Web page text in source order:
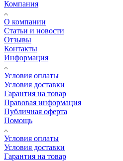
Компания
О компании
Статьи и новости
Отзывы
Контакты
Информация
Условия оплаты
Условия доставки
Гарантия на товар
Правовая информация
Публичная оферта
Помощь
Условия оплаты
Условия доставки
Гарантия на товар